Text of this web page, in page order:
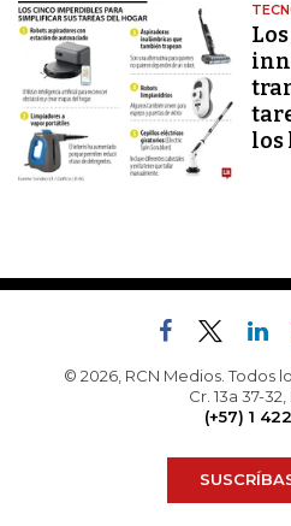
los
© 2026, RCN Medios. Todos
Cr. 13a 37-
(+57) 1